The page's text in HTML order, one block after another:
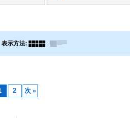
表示方法:
2 次 »